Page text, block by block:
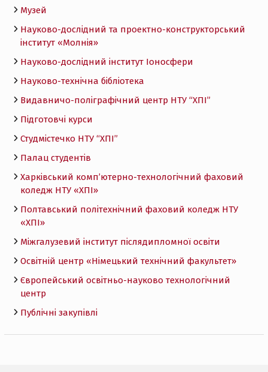
Музей
Науково-дослідний та проектно-конструкторський
інститут «Молнія»
Науково-дослідний інститут Іоносфери
Науково-технічна бібліотека
Видавничо-поліграфічний центр НТУ “ХПІ”
Підготовчі курси
Студмістечко НТУ “ХПІ”
Палац студентів
Харківський комп’ютерно-технологічний фаховий
коледж НТУ «ХПI»
Полтавський політехнічний фаховий коледж НТУ
«ХПI»
Міжгалузевий інститут післядипломної освіти
Освітній центр «Німецький технічний факультет»
Європейський освітньо-науково технологічний
центр
Публічні закупівлі